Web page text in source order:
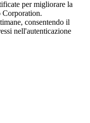
per migliorare la
Corporation.
consentendo il
nell'autenticazione